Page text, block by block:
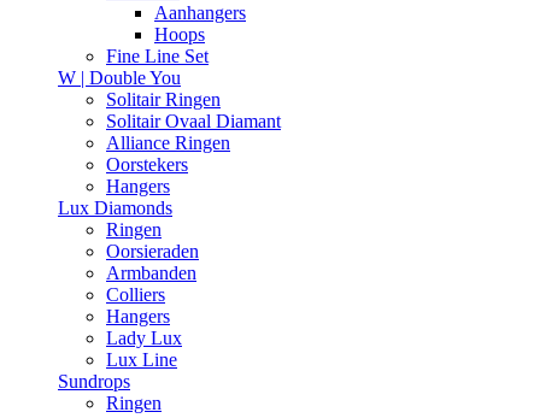
Aanhangers
Hoops
Fine Line Set
W | Double You
Solitair Ringen
Solitair Ovaal Diamant
Alliance Ringen
Oorstekers
Hangers
Lux Diamonds
Ringen
Oorsieraden
Armbanden
Colliers
Hangers
Lady Lux
Lux Line
Sundrops
Ringen